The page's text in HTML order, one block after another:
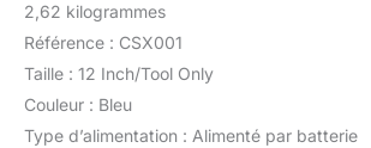
2,62 kilogrammes
Référence : CSX001
Taille : 12 Inch/Tool Only
Couleur : Bleu
Type d’alimentation : Alimenté par batterie